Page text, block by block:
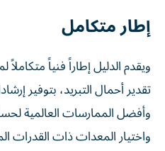
إطار متكامل
ويقدم الدليل إطاراً فنياً
تقدير أحمال التبريد، بتوفير
وأفضل الممارسات العالمية
واختيار المعدات ذات القدرات